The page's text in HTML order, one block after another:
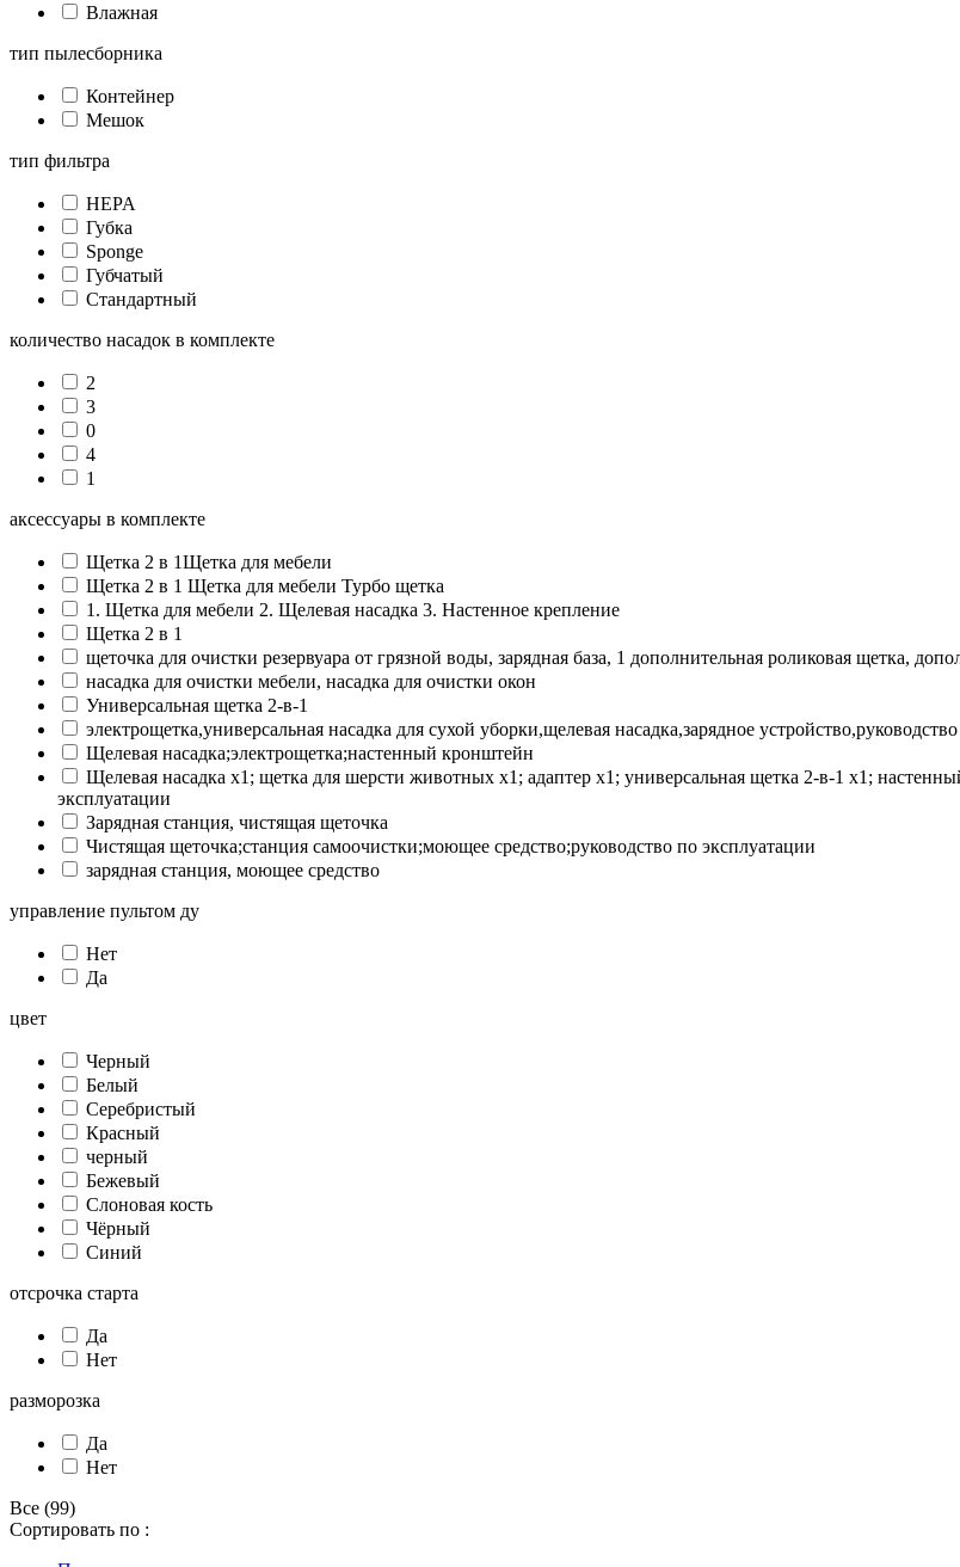
Влажная
тип пылесборника
Контейнер
Мешок
тип фильтра
HEPA
Губка
Sponge
Губчатый
Стандартный
количество насадок в комплекте
2
3
0
4
1
аксессуары в комплекте
Щетка 2 в 1Щетка для мебели
Щетка 2 в 1 Щетка для мебели Турбо щетка
1. Щетка для мебели 2. Щелевая насадка 3. Настенное крепление
Щетка 2 в 1
щеточка для очистки резервуара от грязной воды, зарядная база, 1 дополнительная роликовая щетка,
насадка для очистки мебели, насадка для очистки окон
Универсальная щетка 2-в-1
электрощетка,универсальная насадка для сухой уборки,щелевая насадка,зарядное
Щелевая насадка;электрощетка;настенный кронштейн
Щелевая насадка х1; щетка для шерсти животных х1; адаптер х1; универсальная щетка 2-в-1 х1;
эксплуатации
Зарядная станция, чистящая щеточка
Чистящая щеточка;станция самоочистки;моющее средство;руководство по эксплуатации
зарядная станция, моющее средство
управление пультом ду
Нет
Да
цвет
Черный
Белый
Серебристый
Красный
черный
Бежевый
Слоновая кость
Чёрный
Синий
отсрочка старта
Да
Нет
разморозка
Да
Нет
Все (99)
Сортировать по :